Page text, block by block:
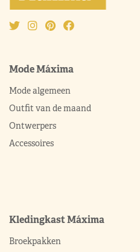
Mode Máxima
Mode algemeen
Outfit van de maand
Ontwerpers
Accessoires
Kledingkast Máxima
Broekpakken